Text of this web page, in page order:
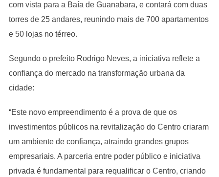
com vista para a Baía de Guanabara, e contará com duas
torres de 25 andares, reunindo mais de 700 apartamentos
e 50 lojas no térreo.
Segundo o prefeito Rodrigo Neves, a iniciativa reflete a
confiança do mercado na transformação urbana da
cidade:
“Este novo empreendimento é a prova de que os
investimentos públicos na revitalização do Centro criaram
um ambiente de confiança, atraindo grandes grupos
empresariais. A parceria entre poder público e iniciativa
privada é fundamental para requalificar o Centro, criando